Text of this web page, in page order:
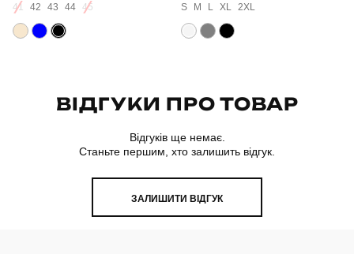
Країна - виробник
41 42 43 44 45 S M L XL 2XL
ВІДГУКИ ПРО ТОВАР
Відгуків ще немає.
Станьте першим, хто залишить відгук.
ЗАЛИШИТИ ВІДГУК